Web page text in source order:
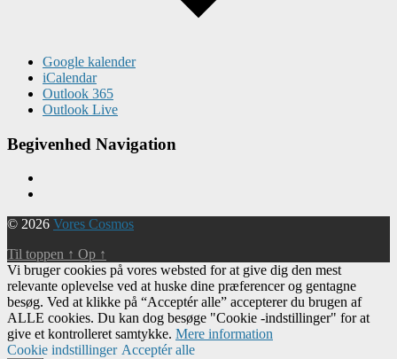
Google kalender
iCalendar
Outlook 365
Outlook Live
Begivenhed Navigation
© 2026 Vores Cosmos
Til toppen ↑ Op ↑
Vi bruger cookies på vores websted for at give dig den mest
relevante oplevelse ved at huske dine præferencer og gentagne
besøg. Ved at klikke på “Acceptér alle” accepterer du brugen af ​​
ALLE cookies. Du kan dog besøge "Cookie -indstillinger" for at
give et kontrolleret samtykke. Mere information
Cookie indstillinger Acceptér alle